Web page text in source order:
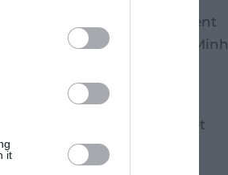
it
pour renforcer l’engagement
de l’enfance à Ho Chi Minh
des enfants et familles et